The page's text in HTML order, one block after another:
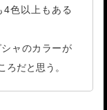
4色以上もある
ャのカラーが
ろだと思う。